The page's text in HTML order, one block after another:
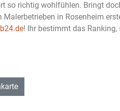
so richtig wohlfühlen. Bringt
in Rosenheim
! Ihr bestimmt das